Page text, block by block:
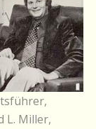
L. Miller,